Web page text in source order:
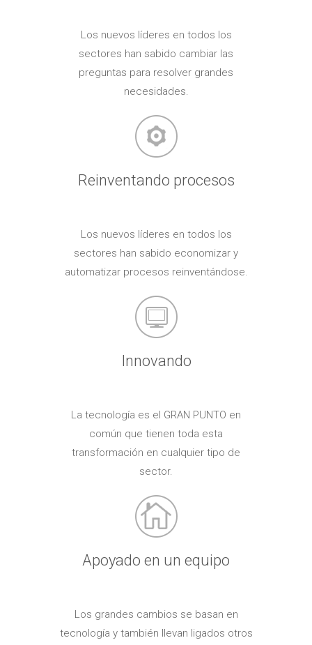
Los nuevos líderes en todos los
sectores han sabido cambiar las
preguntas para resolver grandes
necesidades.
Reinventando procesos
Los nuevos líderes en todos los
sectores han sabido economizar y
automatizar procesos reinventándose.
Innovando
La tecnología es el GRAN PUNTO en
común que tienen toda esta
transformación en cualquier tipo de
sector.
Apoyado en un equipo
Los grandes cambios se basan en
tecnología y también llevan ligados otros